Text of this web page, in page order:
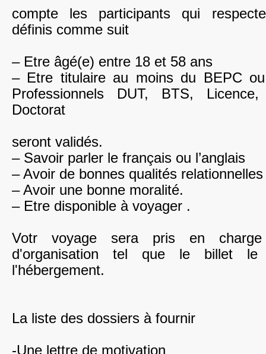
compte les participants qui
définis comme suit
– Etre âgé(e) entre 18 et 58 ans
– Etre titulaire au moins du BEPC
Professionnels DUT, BTS,
Doctorat
seront validés.
– Savoir parler le français ou l’anglais
– Avoir de bonnes qualités relationnelles
– Avoir une bonne moralité.
– Etre disponible à voyager .
Votr voyage sera pris en
d'organisation tel que le billet
l'hébergement.
La liste des dossiers à fournir
-Une lettre de motivation